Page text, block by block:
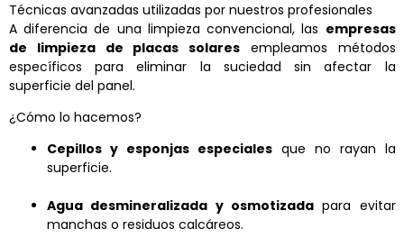
Técnicas avanzadas utilizadas por nuestros profesionales
A diferencia de una limpieza convencional, las empresas
de limpieza de placas solares empleamos métodos
específicos para eliminar la suciedad sin afectar la
superficie del panel.
¿Cómo lo hacemos?
Cepillos y esponjas especialesque no rayan la
superficie.
Agua desmineralizada y osmotizadapara evitar
manchas o residuos calcáreos.